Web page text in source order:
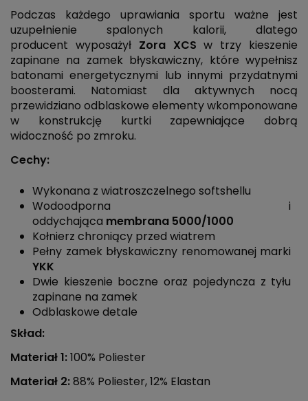
Podczas każdego uprawiania sportu ważne jest
uzupełnienie spalonych kalorii, dlatego
producent wyposażył Zora XCSw trzy kieszenie
zapinane na zamek błyskawiczny, które wypełnisz
batonami energetycznymi lub innymi przydatnymi
boosterami. Natomiast dla aktywnych nocą
przewidziano odblaskowe elementy wkomponowane
w konstrukcję kurtki zapewniające dobrą
widoczność po zmroku.
Cechy:
Wykonana z wiatroszczelnego softshellu
Wodoodporna i
oddychająca membrana 5000/1000
Kołnierz chroniący przed wiatrem
Pełny zamek błyskawiczny renomowanej marki
YKK
Dwie kieszenie boczne oraz pojedyncza z tyłu
zapinane na zamek
Odblaskowe detale
Skład:
Materiał 1:100% Poliester
Materiał 2:88% Poliester, 12% Elastan